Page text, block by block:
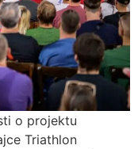
o projektu
Triathlon